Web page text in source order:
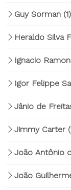
Guy Sorman (1)
Heraldo Silva
Ignacio
Igor Felippe
Jânio de
Jimmy Carter
João Antônio
João